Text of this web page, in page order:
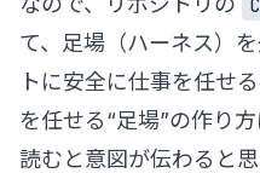
て、足場（ハーネス）
トに安全に仕事を任せ
を任せる“足場”の作り方
読むと意図が伝わると思